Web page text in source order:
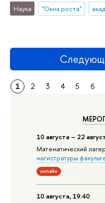
10 августа – 22
Математический
магистратуры
онлайн
10 августа, 19:40
Наука "Окна роста"
1 2 3 4 5 6